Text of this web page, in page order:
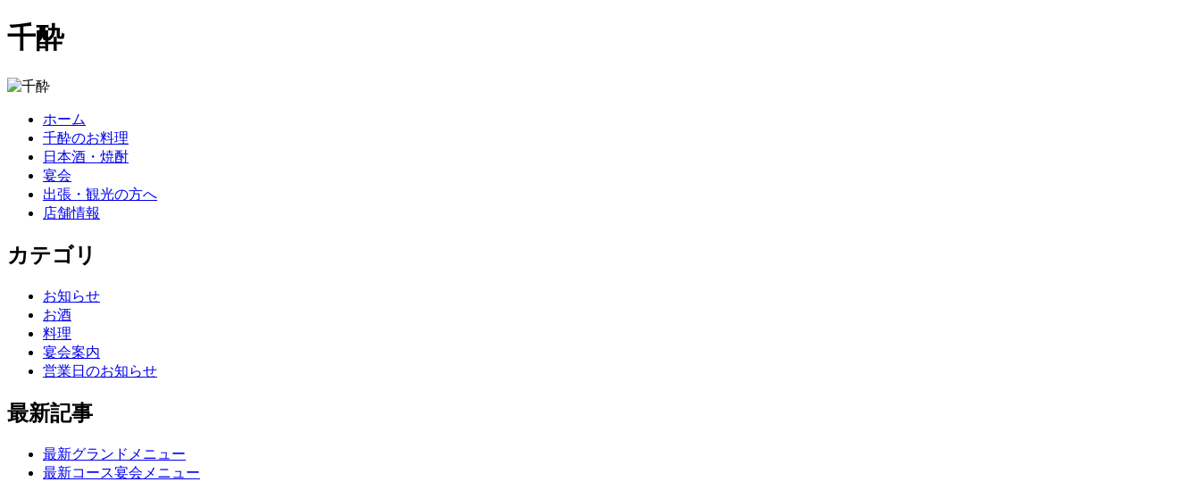
千酔
ホーム
千酔のお料理
日本酒・焼酎
宴会
出張・観光の方へ
店舗情報
カテゴリ
お知らせ
お酒
料理
宴会案内
営業日のお知らせ
最新記事
最新グランドメニュー
最新コース宴会メニュー